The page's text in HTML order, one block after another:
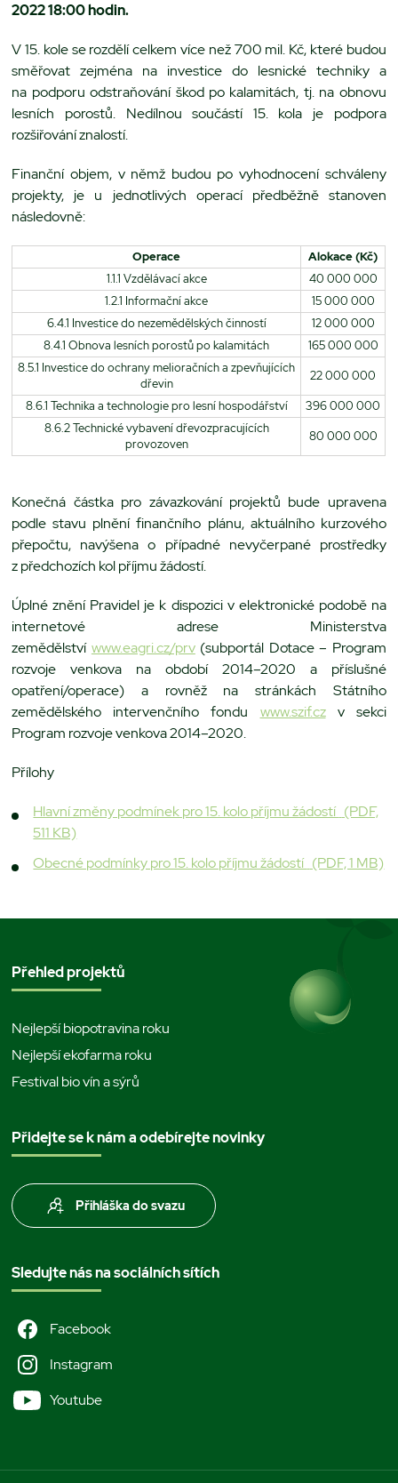
2022 18:00 hodin.
V 15. kole se rozdělí celkem více než 700 mil. Kč, které budou
směřovat zejména na investice do lesnické techniky a
na podporu odstraňování škod po kalamitách, tj. na obnovu
lesních porostů. Nedílnou součástí 15. kola je podpora
rozšiřování znalostí.
Finanční objem, v němž budou po vyhodnocení schváleny
projekty, je u jednotlivých operací předběžně stanoven
následovně:
Operace
Alokace (Kč)
1.1.1 Vzdělávací akce
40 000 000
1.2.1 Informační akce
15 000 000
6.4.1 Investice do nezemědělských činností
12 000 000
8.4.1 Obnova lesních porostů po kalamitách
165 000 000
8.5.1 Investice do ochrany melioračních a zpevňujících
dřevin
22 000 000
8.6.1 Technika a technologie pro lesní hospodářství
396 000 000
8.6.2 Technické vybavení dřevozpracujících
provozoven
80 000 000
Konečná částka pro závazkování projektů bude upravena
podle stavu plnění finančního plánu, aktuálního kurzového
přepočtu, navýšena o případné nevyčerpané prostředky
z předchozích kol příjmu žádostí.
Úplné znění Pravidel je k dispozici v elektronické podobě na
internetové adrese Ministerstva
zemědělství www.eagri.cz/prv(subportál Dotace – Program
rozvoje venkova na období 2014–2020 a příslušné
opatření/operace) a rovněž na stránkách Státního
zemědělského intervenčního fondu www.szif.czv sekci
Program rozvoje venkova 2014–2020.
Přílohy
Hlavní změny podmínek pro 15. kolo příjmu žádostí (PDF,
511 KB)
Obecné podmínky pro 15. kolo příjmu žádostí (PDF, 1 MB)
Přehled projektů
Nejlepší biopotravina roku
Nejlepší ekofarma roku
Festival bio vín a sýrů
Přidejte se k nám a odebírejte novinky
Přihláška do svazu
Sledujte nás na sociálních sítích
Facebook
Instagram
Youtube